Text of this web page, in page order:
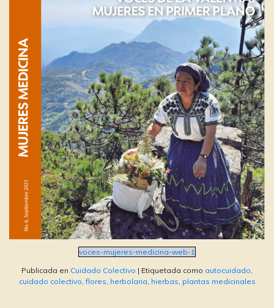
valentía:
Mujeres
plano
voces-mujeres-medicina-web-1
Publicada en Cuidado Colectivo | Etiquetada como autocuidado,
cuidado colectivo,flores, herbolaria, hierbas, plantas medicinales